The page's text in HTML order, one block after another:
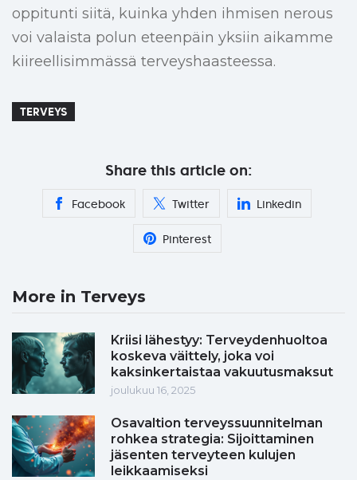
oppitunti siitä, kuinka yhden ihmisen nerous
voi valaista polun eteenpäin yksiin aikamme
kiireellisimmässä terveyshaasteessa.
TERVEYS
Share this article on:
Facebook Twitter Linkedin
Pinterest
More in Terveys
Kriisi lähestyy: Terveydenhuoltoa
koskeva väittely, joka voi
kaksinkertaistaa vakuutusmaksut
joulukuu 16, 2025
Osavaltion terveyssuunnitelman
rohkea strategia: Sijoittaminen
jäsenten terveyteen kulujen
leikkaamiseksi